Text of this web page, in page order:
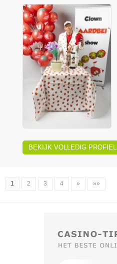
BEKIJK VOLLEDIG PROFIEL
1 2 3 4 » »»